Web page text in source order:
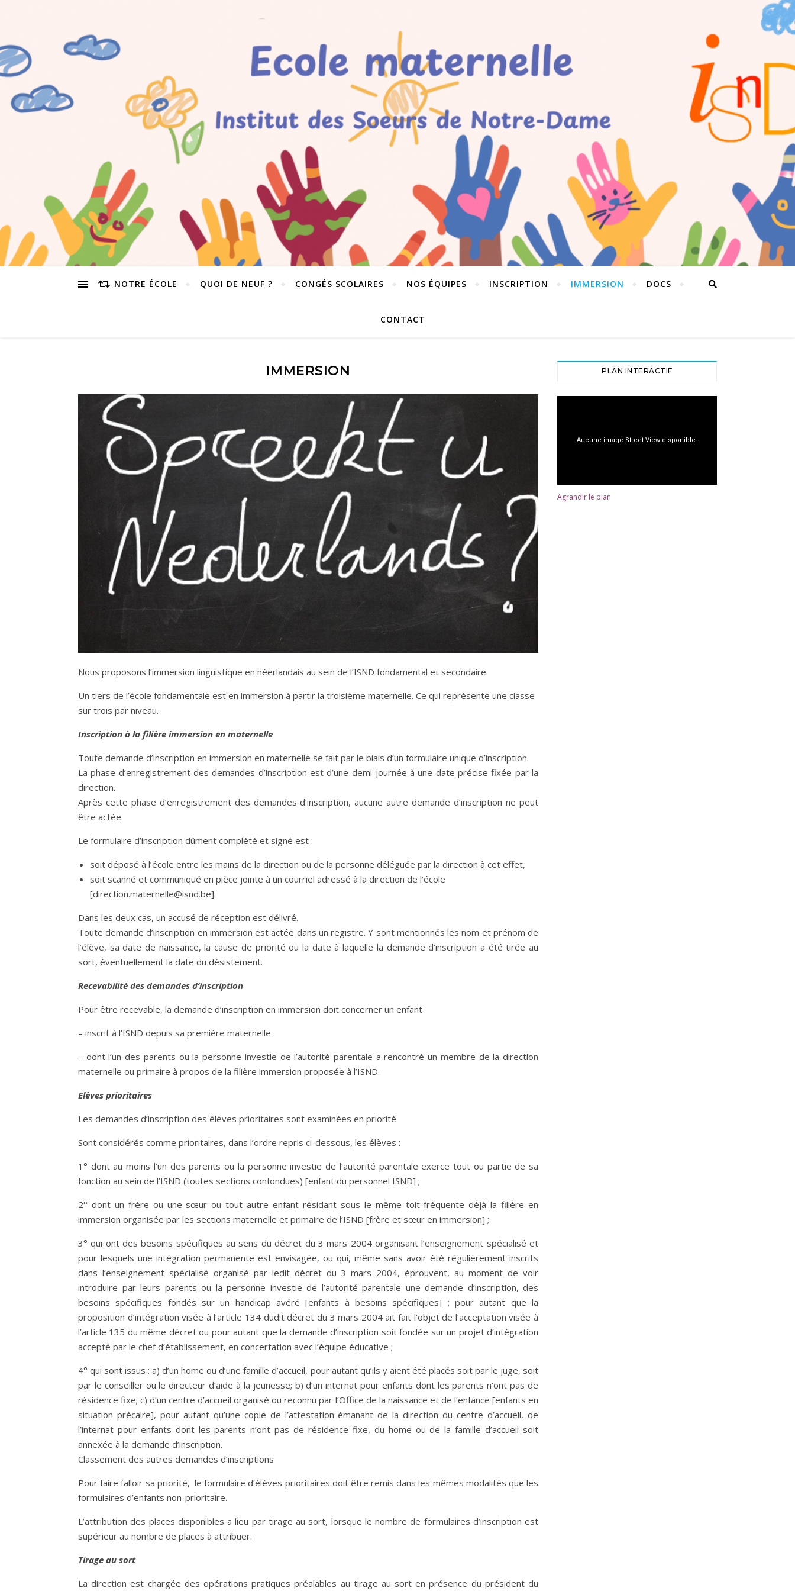
NOTRE ÉCOLE QUOI DE NEUF ? CONGÉS SCOLAIRES NOS ÉQUIPES INSCRIPTION IMMERSION DOCS
CONTACT
IMMERSION
Nous proposons l’immersion linguistique en néerlandais au sein de l’ISND fondamental et secondaire.
Un tiers de l’école fondamentale est en immersion à partir la troisième maternelle. Ce qui représente une classe
sur trois par niveau.
Inscription à la filière immersion en maternelle
Toute demande d’inscription en immersion en maternelle se fait par le biais d’un formulaire unique d’inscription.
La phase d’enregistrement des demandes d’inscription est d’une demi-journée à une date précise fixée par la
direction.
Après cette phase d’enregistrement des demandes d’inscription, aucune autre demande d’inscription ne peut
être actée.
Le formulaire d’inscription dûment complété et signé est :
soit déposé à l’école entre les mains de la direction ou de la personne déléguée par la direction à cet effet,
soit scanné et communiqué en pièce jointe à un courriel adressé à la direction de l’école
[direction.maternelle@isnd.be].
Dans les deux cas, un accusé de réception est délivré.
Toute demande d’inscription en immersion est actée dans un registre. Y sont mentionnés les nom et prénom de
l’élève, sa date de naissance, la cause de priorité ou la date à laquelle la demande d’inscription a été tirée au
sort, éventuellement la date du désistement.
Recevabilité des demandes d’inscription
Pour être recevable, la demande d’inscription en immersion doit concerner un enfant
– inscrit à l’ISND depuis sa première maternelle
– dont l’un des parents ou la personne investie de l’autorité parentale a rencontré un membre de la direction
maternelle ou primaire à propos de la filière immersion proposée à l’ISND.
Elèves prioritaires
Les demandes d’inscription des élèves prioritaires sont examinées en priorité.
Sont considérés comme prioritaires, dans l’ordre repris ci-dessous, les élèves :
1° dont au moins l’un des parents ou la personne investie de l’autorité parentale exerce tout ou partie de sa
fonction au sein de l’ISND (toutes sections confondues) [enfant du personnel ISND] ;
2° dont un frère ou une sœur ou tout autre enfant résidant sous le même toit fréquente déjà la filière en
immersion organisée par les sections maternelle et primaire de l’ISND [frère et sœur en immersion] ;
3° qui ont des besoins spécifiques au sens du décret du 3 mars 2004 organisant l’enseignement spécialisé et
pour lesquels une intégration permanente est envisagée, ou qui, même sans avoir été régulièrement inscrits
dans l’enseignement spécialisé organisé par ledit décret du 3 mars 2004, éprouvent, au moment de voir
introduire par leurs parents ou la personne investie de l’autorité parentale une demande d’inscription, des
besoins spécifiques fondés sur un handicap avéré [enfants à besoins spécifiques] ; pour autant que la
proposition d’intégration visée à l’article 134 dudit décret du 3 mars 2004 ait fait l’objet de l’acceptation visée à
l’article 135 du même décret ou pour autant que la demande d’inscription soit fondée sur un projet d’intégration
accepté par le chef d’établissement, en concertation avec l’équipe éducative ;
4° qui sont issus : a) d’un home ou d’une famille d’accueil, pour autant qu’ils y aient été placés soit par le juge, soit
par le conseiller ou le directeur d’aide à la jeunesse; b) d’un internat pour enfants dont les parents n’ont pas de
résidence fixe; c) d’un centre d’accueil organisé ou reconnu par l’Office de la naissance et de l’enfance [enfants en
situation précaire], pour autant qu’une copie de l’attestation émanant de la direction du centre d’accueil, de
l’internat pour enfants dont les parents n’ont pas de résidence fixe, du home ou de la famille d’accueil soit
annexée à la demande d’inscription.
Classement des autres demandes d’inscriptions
Pour faire falloir sa priorité, le formulaire d’élèves prioritaires doit être remis dans les mêmes modalités que les
formulaires d’enfants non-prioritaire.
L’attribution des places disponibles a lieu par tirage au sort, lorsque le nombre de formulaires d’inscription est
supérieur au nombre de places à attribuer.
Tirage au sort
La direction est chargée des opérations pratiques préalables au tirage au sort en présence du président du
PLAN INTERACTIF
Agrandir le plan